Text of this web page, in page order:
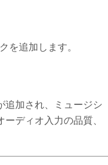
を追加します。
追加され、ミュージシ
ディオ入力の品質、